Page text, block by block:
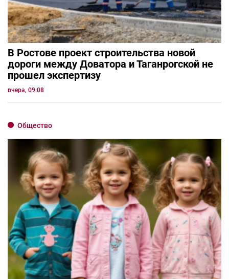
В Ростове проект строительства новой
дороги между Доватора и Таганрогской не
прошел экспертизу
вчера, 09:08
Общество